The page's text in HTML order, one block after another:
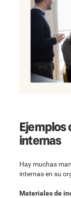
Ejemplos
internas
Hay muchas
internas en su
Materiales de